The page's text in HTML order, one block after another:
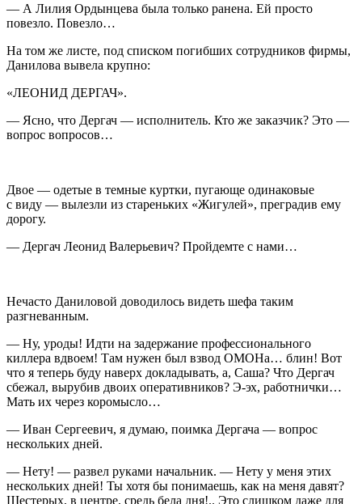
— А Лилия Ордынцева была только ранена. Ей просто
повезло. Повезло…
На том же листе, под списком погибших сотрудников фирмы,
Данилова вывела крупно:
«ЛЕОНИД ДЕРГАЧ».
— Ясно, что Дергач — исполнитель. Кто же заказчик? Это —
вопрос вопросов…
Двое — одетые в темные куртки, пугающе одинаковые
с виду — вылезли из стареньких «Жигулей», преградив ему
дорогу.
— Дергач Леонид Валерьевич? Пройдемте с нами…
Нечасто Даниловой доводилось видеть шефа таким
разгневанным.
— Ну, уроды! Идти на задержание профессионального
киллера вдвоем! Там нужен был взвод ОМОНа… блин! Вот
что я теперь буду наверх докладывать, а, Саша? Что Дергач
сбежал, вырубив двоих оперативников? Э-эх, работнички…
Мать их через коромысло…
— Иван Сергеевич, я думаю, поимка Дергача — вопрос
нескольких дней.
— Нету! — развел руками начальник. — Нету у меня этих
нескольких дней! Ты хотя бы понимаешь, как на меня давят?
Шестерых, в центре, средь бела дня!.. Это слишком даже для